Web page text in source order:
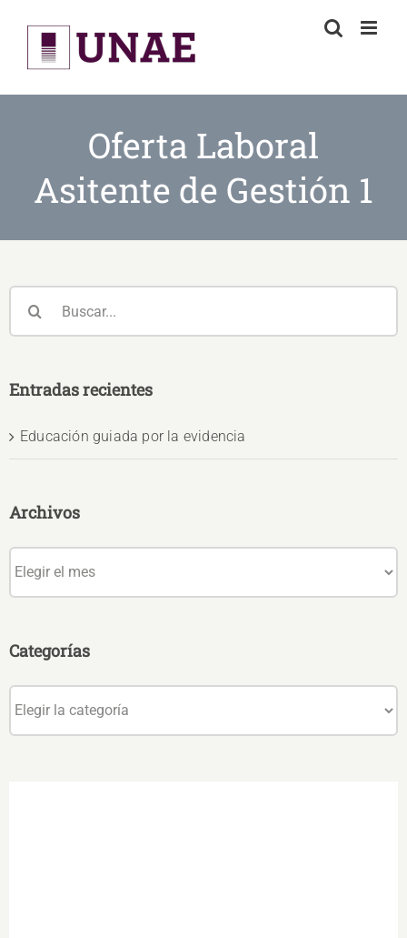
content
Oferta Laboral
Asitente de Gestión 1
Entradas recientes
Educación guiada por la evidencia
Archivos
Categorías